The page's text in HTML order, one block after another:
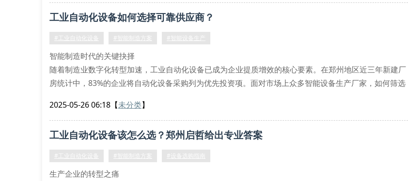
序。生产车间配备的德国进口加工中心，能实现±0.01毫米的精密加工。在工业自动
工业自动化设备如何选择可靠供应商？
#工业自动化设备 #智能制造方案 #智能设备生产
智能制造时代的关键抉择
随着制造业数字化转型加速，工业自动化设备已成为企业提质增效的核心要素。在郑州地区近三年新建厂
房统计中，83%的企业将自动化设备采购列为优先投资项。面对市场上众多智能设备生产厂家，如何筛选
量。
设备选型的核心考量指标
优质工业自动化设备应满足三大特征：首先是模块化设计，方便
2025-05-26 06:18 【未分类】
工业自动化设备该怎么选？郑州启哲给出专业答案
#工业自动化设备 #智能制造方案 #设备选购指南
生产企业的转型之痛